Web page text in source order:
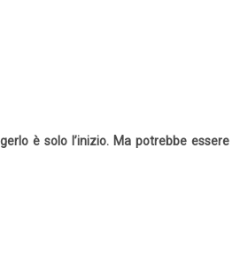
è solo l’inizio. Ma potrebbe essere